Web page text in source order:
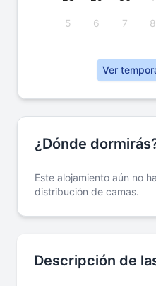
5 6 7 8
Ver
¿Dónde
Este alojamiento aún no
distribución de camas.
Descripción de